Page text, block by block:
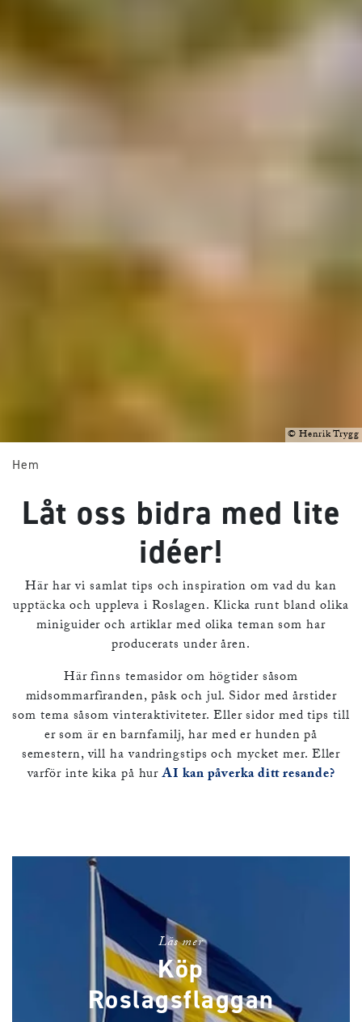
© Henrik Trygg
Hem
Låt oss bidra med lite
idéer!
Här har vi samlat tips och inspiration om vad du kan
upptäcka och uppleva i Roslagen. Klicka runt bland olika
miniguider och artiklar med olika teman som har
producerats under åren.
Här finns temasidor om högtider såsom
midsommarfiranden, påsk och jul. Sidor med årstider
som tema såsom vinteraktiviteter. Eller sidor med tips till
er som är en barnfamilj, har med er hunden på
semestern, vill ha vandringstips och mycket mer. Eller
varför inte kika på hurAI kan påverka ditt resande?
Läs mer
Köp
Roslagsflaggan